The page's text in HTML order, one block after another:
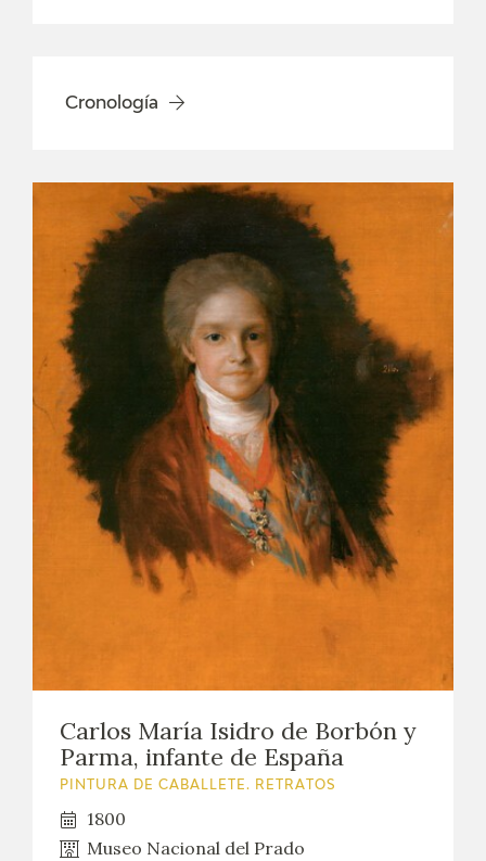
Cronología
Carlos María Isidro de Borbón y
Parma, infante de España
PINTURA DE CABALLETE. RETRATOS
1800
Museo Nacional del Prado